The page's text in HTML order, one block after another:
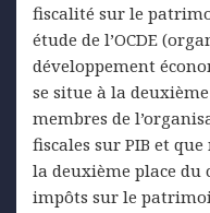
fiscalité sur le
étude de l’OCDE
développement
se situe à la
membres de
fiscales sur PIB et
la deuxième place du
impôts sur le